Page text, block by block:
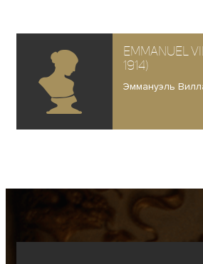
Emmanuel
1914)
Эммануэль